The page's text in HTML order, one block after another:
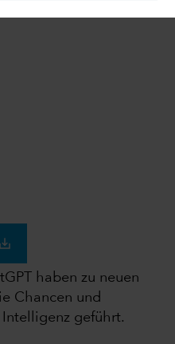
haben zu neuen
Chancen und
geführt.